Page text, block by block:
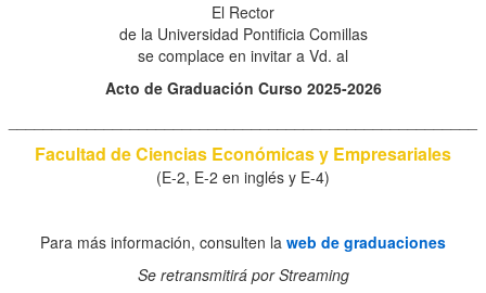
El Rector
de la Universidad Pontificia Comillas
se complace en invitar a Vd. al
Acto de Graduación Curso 2025-2026
Facultad de Ciencias Económicas y Empresariales
(E-2, E-2 en inglés y E-4)
Para más información, consulten la web de graduaciones
Se retransmitirá por Streaming